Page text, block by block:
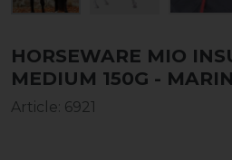
HORSEWARE MIO
MEDIUM 150G -
Article: 6921